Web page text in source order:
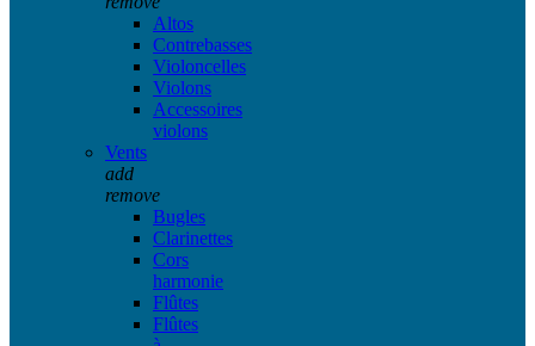
Altos
Contrebasses
Violoncelles
Violons
Accessoires
violons
Vents
add
remove
Bugles
Clarinettes
Cors
harmonie
Flûtes
Flûtes